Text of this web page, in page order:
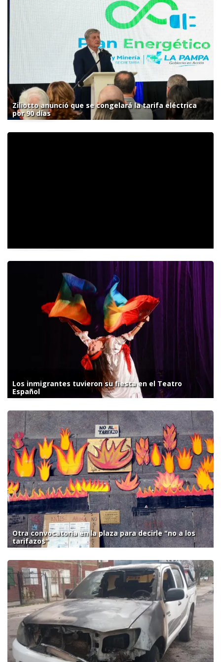
Ziliotto anunció que se congelará la tarifa eléctrica
por 90 días
Los inmigrantes tuvieron su fiesta en el Teatro
Español
Otra convocatoria en la plaza para decirle "no a los
tarifazos"